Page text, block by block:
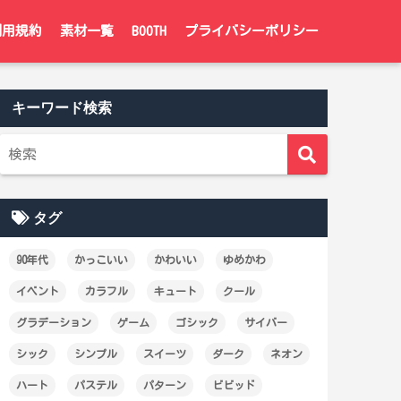
規約 素材一覧 BOOTH プライバシーポリシー
キーワード検索
タグ
90年代 かっこいい かわいい ゆめかわ
イベント カラフル キュート クール
グラデーション ゲーム ゴシック サイバー
シック シンプル スイーツ ダーク ネオン
ハート パステル パターン ビビッド